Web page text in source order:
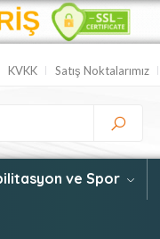
KVKK Satış Noktalarımız
ve Spor